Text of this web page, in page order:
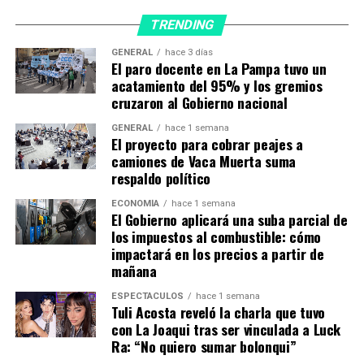
remodelará y ampliará el área de cocina actual, a fin de
que la misma cubra la demanda prevista. Se remodelará
la actual área de Dirección/Biblioteca, para convertirla
en sala de reuniones, depósito, secretaría y sanitario
Características de la construcción
La superficie cubierta a construir es de 458 m², la
superficie a refaccionar integralmente 346,90 m² y la
superficie a intervenir solo con pintura 90,80 m².
Constructivamente se continuará con los lineamientos
de lo existente, muros de ladrillos huecos con revoques,
terminación de revestimiento plástico exterior y
cubierta de chapa inclinada previendo los desagües de
tales faldones a una canaleta oculta.
Las transiciones entre lo nuevo y lo existente se
realizará con losas de ladrillos huecos y viguetas
pretensadas para circulación y salas. En el caso del salón
TRENDING
GENERAL hace 3 días
El paro docente en La Pampa tuvo un
acatamiento del 95% y los gremios
cruzaron al Gobierno nacional
GENERAL hace 1 semana
El proyecto para cobrar peajes a
camiones de Vaca Muerta suma
respaldo político
ECONOMÍA hace 1 semana
El Gobierno aplicará una suba parcial de
los impuestos al combustible: cómo
impactará en los precios a partir de
mañana
ESPECTÁCULOS hace 1 semana
Tuli Acosta reveló la charla que tuvo
con La Joaqui tras ser vinculada a Luck
Ra: “No quiero sumar bolonqui”